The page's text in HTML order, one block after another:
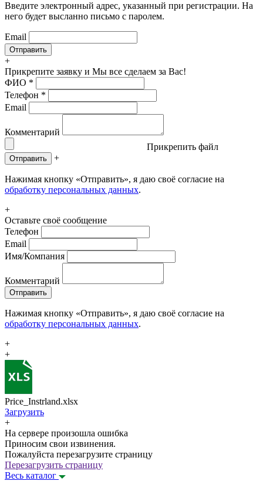
Введите электронный адрес, указанный при регистрации. На
него будет высланно письмо с паролем.
Email
+
Прикрепите заявку и Мы все сделаем за Вас!
ФИО *
Телефон *
Email
Комментарий
Прикрепить файл
Отправить +
Нажимая кнопку «Отправить», я даю своё согласие на
обработку персональных данных.
+
Оставьте своё сообщение
Телефон
Email
Имя/Компания
Комментарий
Отправить
Нажимая кнопку «Отправить», я даю своё согласие на
обработку персональных данных.
+
+
Price_Instrland.xlsx
Загрузить
+
На сервере произошла ошибка
Приносим свои извинения.
Пожалуйста перезагрузите страницу
Перезагрузить страницу
Весь каталог